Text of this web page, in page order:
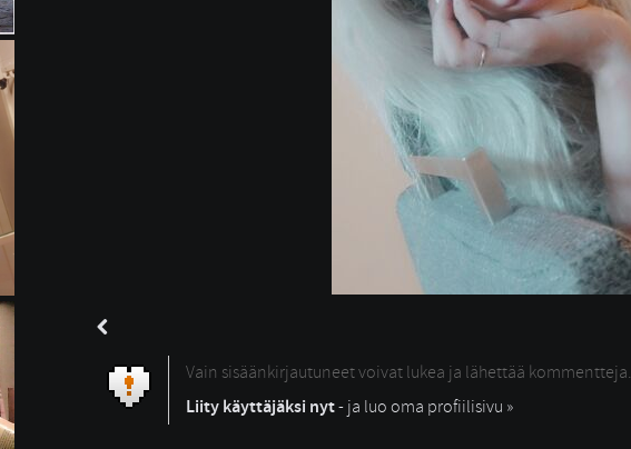
Vain sisäänkirjautuneet voivat lukea ja lähettää kommentteja.
Liity käyttäjäksi nyt- ja luo oma profiilisivu »